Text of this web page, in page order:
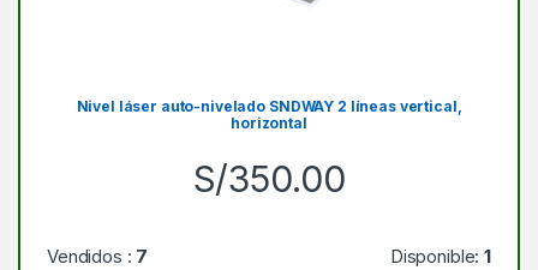
Nivel láser auto-nivelado SNDWAY 2 líneas vertical,
horizontal
S/350.00
Vendidos : 7 Disponible:1